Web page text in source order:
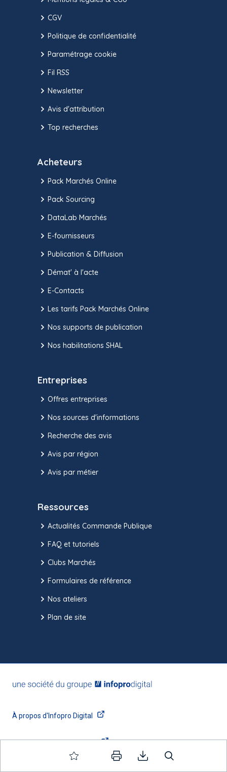
CGV
Politique de confidentialité
Paramétrage cookie
Fil RSS
Newsletter
Avis d'attribution
Top recherches
Acheteurs
Pack Marchés Online
Pack Sourcing
DataLab Marchés
E-fournisseurs
Publication & Diffusion
Démat' à l'acte
E-Contacts
Les tarifs Pack Marchés Online
Nos supports de publication
Nos habilitations SHAL
Entreprises
Offres entreprises
Nos sources d'informations
Recherche des avis
Avis par région
Avis par métier
Ressources
Actualités Commande Publique
FAQ et tutoriels
Clubs Marchés
Formulaires de référence
Nos ateliers
Plan de site